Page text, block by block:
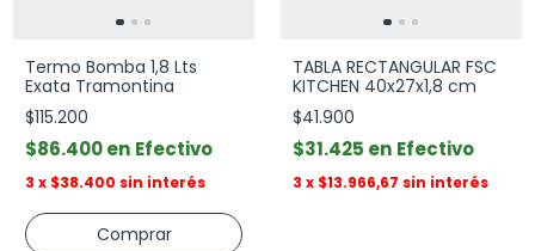
Termo Bomba 1,8 Lts
Exata Tramontina
$115.200
$86.400 Efectivo
3 x $38.400 sin interés
TABLA RECTANGULAR FSC
KITCHEN 40x27x1,8 cm
$41.900
$31.425 Efectivo
3 x $13.966,67 sin interés